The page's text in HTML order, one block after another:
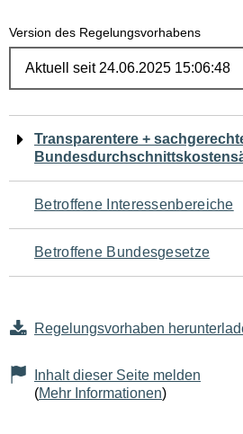
Version des Regelungsvorhabens
Navigation
für
den
Seiteninhalt
Transparentere +
Betroffene Interessenbereiche
Betroffene Bundesgesetze
Regelungsvorhaben
Inhalt dieser Seite melden
(Mehr Informationen)